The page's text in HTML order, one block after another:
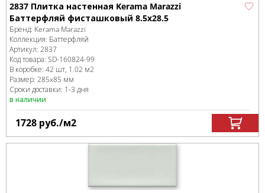
2837 Плитка настенная Kerama Marazzi
Баттерфляй фисташковый 8.5х28.5
Бренд: Kerama Marazzi
Коллекция: Баттерфляй
Артикул: 2837
Код товара: SD-160824-99
В коробке: 42 шт, 1.02 м2
Размер: 285x85 мм
Сроки доставки: 1-3 дня
в наличии
1728 руб./м2